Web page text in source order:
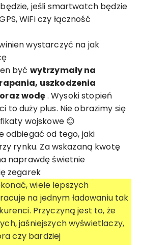
jeśli smartwatch będzie
WiFi czy łączność
wystarczyć na jak
być wytrzymały na
uszkodzenia
wodę. Wysoki stopień
to duży plus. Nie obrazimy się
wojskowe 😊
odbiegać od tego, jaki
rynku. Za wskazaną kwotę
naprawdę świetnie
zegarek
wiele lepszych
na jednym ładowaniu tak
Przyczyną jest to, że
jaśniejszych wyświetlaczy,
czy bardziej